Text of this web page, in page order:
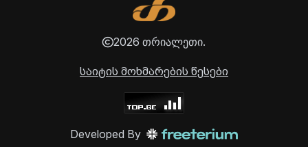
2026 თრიალეთი.
საიტის მოხმარების წესები
Developed By